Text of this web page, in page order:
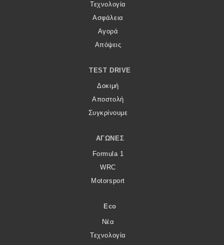
Τεχνολογία
Ασφάλεια
Αγορά
Απόψεις
TEST DRIVE
Δοκιμή
Αποστολή
Συγκρίνουμε
ΑΓΏΝΕΣ
Formula 1
WRC
Motorsport
Eco
Νέα
Τεχνολογία